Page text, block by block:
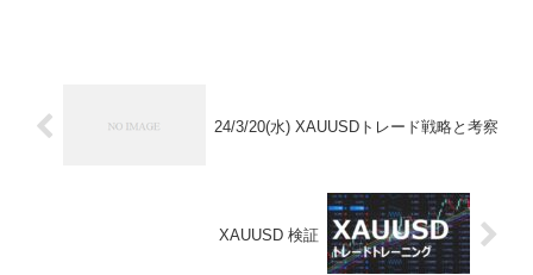
24/3/20(水) XAUUSDトレード戦略と考察
XAUUSD 検証